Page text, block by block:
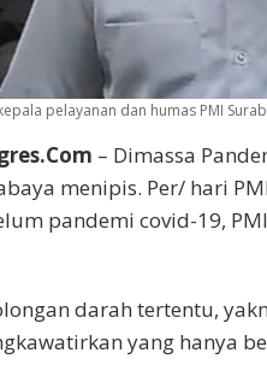
pelayanan dan humas PMI
– Dimassa
menipis. Per/ hari
pandemi covid-19,
darah tertentu,
yang hanya